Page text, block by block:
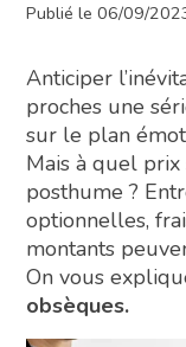
Publié le 06/09/
Anticiper
proches une
sur le plan
Mais à quel
posthume ?
optionnelles,
montants
On vous
obsèques.